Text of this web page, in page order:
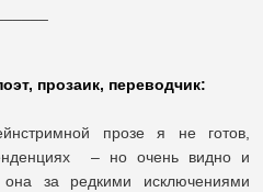
прозаик, переводчик:
прозе я не готов,
– но очень видно и
она за редкими исключениями